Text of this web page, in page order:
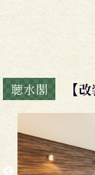
聴水閣 【